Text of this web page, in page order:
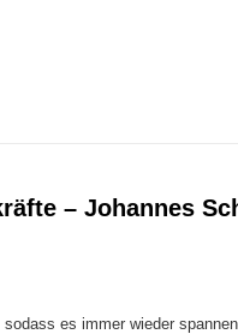
– Johannes
es immer wieder